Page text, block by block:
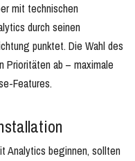
mit technischen
durch seinen
punktet. Die Wahl des
ab – maximale
Features.
Analytics beginnen, sollten